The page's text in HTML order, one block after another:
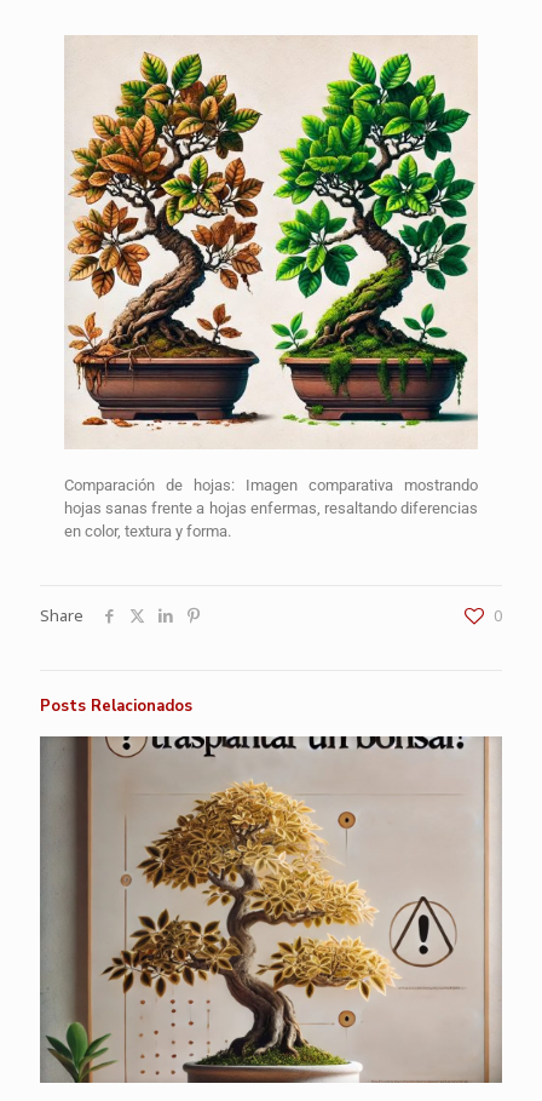
Comparación de hojas: Imagen comparativa mostrando
hojas sanas frente a hojas enfermas, resaltando diferencias
en color, textura y forma.
Share 0
Posts Relacionados